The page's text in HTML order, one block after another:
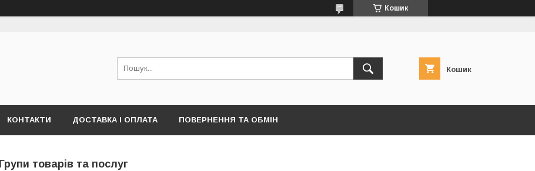
Кошик
Кошик
КОНТАКТИ ДОСТАВКА І ОПЛАТА ПОВЕРНЕННЯ ТА ОБМІН
Групи товарів та послуг